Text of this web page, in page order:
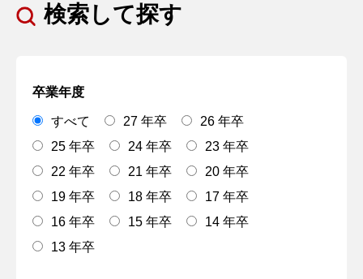
検索して探す
卒業年度
すべて 27 年卒
26 年卒
25 年卒
24 年卒
23 年卒
22 年卒
21 年卒
20 年卒
19 年卒
18 年卒
17 年卒
16 年卒
15 年卒
14 年卒
13 年卒